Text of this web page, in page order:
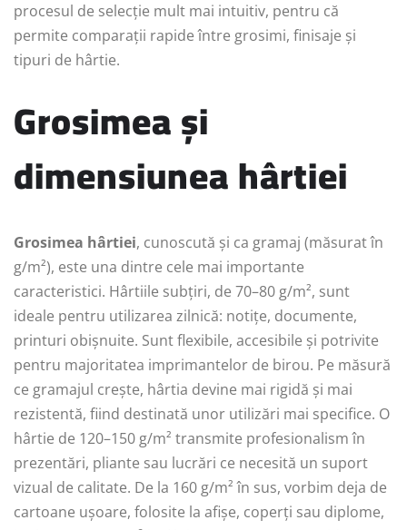
procesul de selecție mult mai intuitiv, pentru că
permite comparații rapide între grosimi, finisaje și
tipuri de hârtie.
Grosimea și
dimensiunea hârtiei
Grosimea hârtiei, cunoscută și ca gramaj (măsurat în
g/m²), este una dintre cele mai importante
caracteristici. Hârtiile subțiri, de 70–80 g/m², sunt
ideale pentru utilizarea zilnică: notițe, documente,
printuri obișnuite. Sunt flexibile, accesibile și potrivite
pentru majoritatea imprimantelor de birou. Pe măsură
ce gramajul crește, hârtia devine mai rigidă și mai
rezistentă, fiind destinată unor utilizări mai specifice. O
hârtie de 120–150 g/m² transmite profesionalism în
prezentări, pliante sau lucrări ce necesită un suport
vizual de calitate. De la 160 g/m² în sus, vorbim deja de
cartoane ușoare, folosite la afișe, coperți sau diplome,